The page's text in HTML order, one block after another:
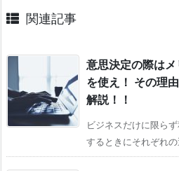
関連記事
意思決定の際は
を使え！ その理
解説！！
ビジネスだけに限ら
するときにそれぞれ